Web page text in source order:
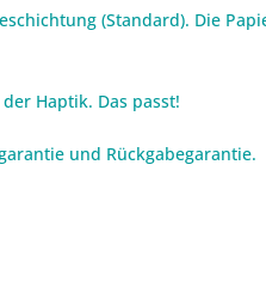
(Standard). Die
Haptik. Das passt!
und Rückgabegarantie.